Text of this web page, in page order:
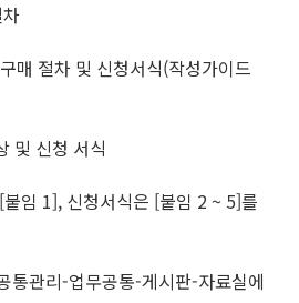
매 절차 및 신청서식(작성가이드
및 신청 서식
임 1], 신청서식은 [붙임 2 ~ 5]를
통관리-업무공통-게시판-자료실에